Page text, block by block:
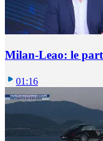
Milan-Leao: le
01:16